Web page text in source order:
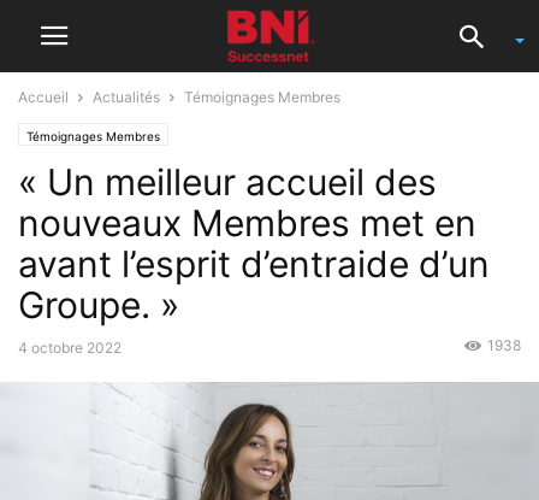
Accueil Actualités Témoignages Membres
Témoignages Membres
« Un meilleur accueil des
nouveaux Membres met en
avant l’esprit d’entraide d’un
Groupe. »
4 octobre 2022 1938